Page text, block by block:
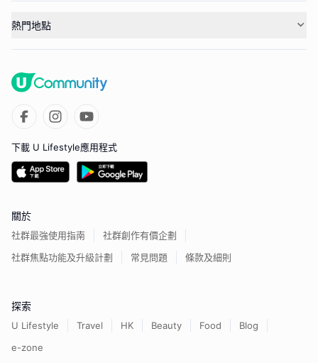
熱門地點
下載 U Lifestyle應用程式
關於
社群最強使用指南
社群創作有價企劃
社群焦點功能及升級計劃
常見問題 條款及細則
探索
U Lifestyle Travel HK Beauty Food
Blog
e-zone